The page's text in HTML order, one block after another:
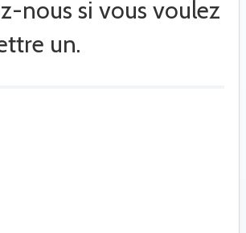
nous si vous voulez
un.